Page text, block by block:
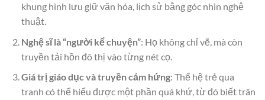
khung hình lưu giữ văn hóa, lịch sử bằng góc nhìn nghệ
thuật.
Nghệ sĩ là “người kể chuyện”: Họ không chỉ vẽ, mà còn
truyền tải hồn đô thị vào từng nét cọ.
Giá trị giáo dục và truyền cảm hứng: Thế hệ trẻ qua
tranh có thể hiểu được một phần quá khứ, từ đó biết trân